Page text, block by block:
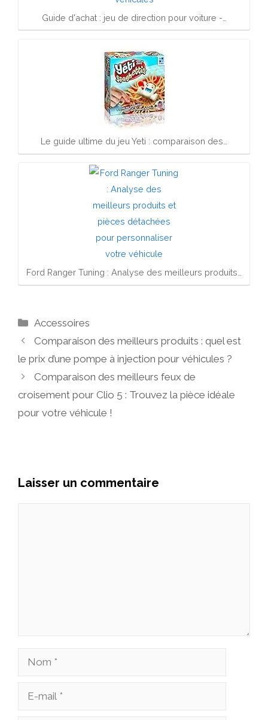
Guide d'achat : jeu de direction pour voiture -…
Le guide ultime du jeu Yeti : comparaison des…
Ford Ranger Tuning : Analyse des meilleurs produits…
Catégories
Accessoires
Comparaison des meilleurs produits : quel est
le prix d’une pompe à injection pour véhicules ?
Comparaison des meilleurs feux de
croisement pour Clio 5 : Trouvez la pièce idéale
pour votre véhicule !
Laisser un commentaire
Nom